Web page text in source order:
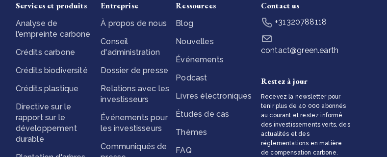
Services et produits
Analyse de
l'empreinte carbone
Crédits carbone
Crédits biodiversité
Crédits plastique
Directive sur le
rapport sur le
développement
durable
Entreprise
À propos de nous
Conseil
d'administration
Dossier de presse
Relations avec les
investisseurs
Événements pour
les investisseurs
Communiqués de
Ressources
Blog
Nouvelles
Événements
Podcast
Livres électroniques
Études de cas
Thèmes
FAQ
Contact us
+31320788118
contact@green.earth
Restez à jour
Recevez la newsletter pour
tenir plus de 40 000 abonnés
au courant et restez informé
des investissements verts, des
actualités et des
réglementations en matière
de compensation carbone.